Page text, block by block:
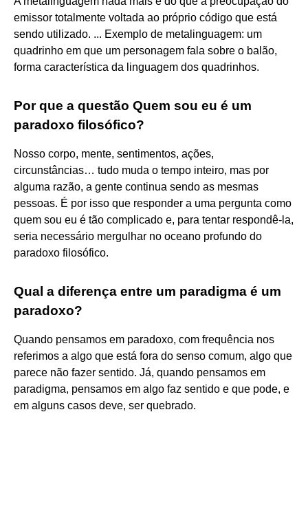
emissor totalmente voltada ao próprio código que está
sendo utilizado. ... Exemplo de metalinguagem: um
quadrinho em que um personagem fala sobre o balão,
forma característica da linguagem dos quadrinhos.
Por que a questão Quem sou eu é um
paradoxo filosófico?
Nosso corpo, mente, sentimentos, ações,
circunstâncias… tudo muda o tempo inteiro, mas por
alguma razão, a gente continua sendo as mesmas
pessoas. É por isso que responder a uma pergunta como
quem sou eu é tão complicado e, para tentar respondê-la,
seria necessário mergulhar no oceano profundo do
paradoxo filosófico.
Qual a diferença entre um paradigma é um
paradoxo?
Quando pensamos em paradoxo, com frequência nos
referimos a algo que está fora do senso comum, algo que
parece não fazer sentido. Já, quando pensamos em
paradigma, pensamos em algo faz sentido e que pode, e
em alguns casos deve, ser quebrado.